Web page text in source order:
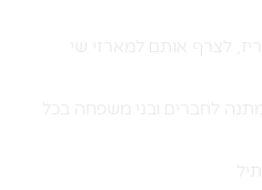
לצרף אותם למארזי שי
לחברים ובני משפחה בכל